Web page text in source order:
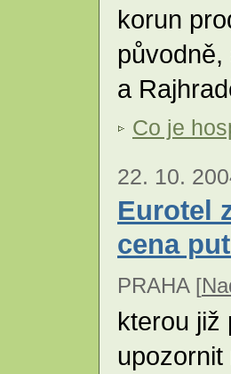
korun
a
Co je
22. 10.
Eurotel
cena
PRAHA [
kterou již